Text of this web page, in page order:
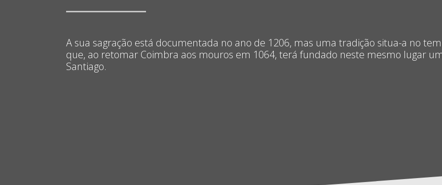
A sua sagração está documentada no ano de 1206, mas uma tradição situa-a no
que, ao retomar Coimbra aos mouros em 1064, terá fundado neste mesmo lugar
Santiago.